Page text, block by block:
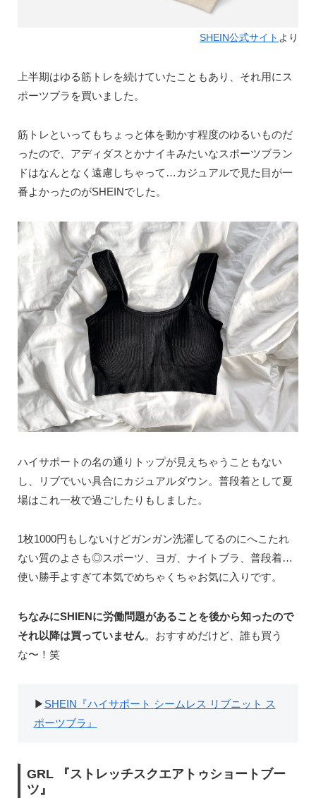
SHEIN公式サイト より
上半期はゆる筋トレを続けていたこともあり、それ用にス
ポーツブラを買いました。
筋トレといってもちょっと体を動かす程度のゆるいものだ
ったので、アディダスとかナイキみたいなスポーツブラン
ドはなんとなく遠慮しちゃって…カジュアルで見た目が一
番よかったのがSHEINでした。
ハイサポートの名の通りトップが見えちゃうこともない
し、リブでいい具合にカジュアルダウン。普段着として夏
場はこれ一枚で過ごしたりもしました。
1枚1000円もしないけどガンガン洗濯してるのにへこたれ
ない質のよさも◎スポーツ、ヨガ、ナイトブラ、普段着…
使い勝手よすぎて本気でめちゃくちゃお気に入りです。
ちなみにSHIENに労働問題があることを後から知ったので
それ以降は買っていません。おすすめだけど、誰も買う
な〜！笑
▶︎ SHEIN『ハイサポート シームレス リブニット ス
ポーツブラ』
GRL 『ストレッチスクエアトゥショートブー
ツ』